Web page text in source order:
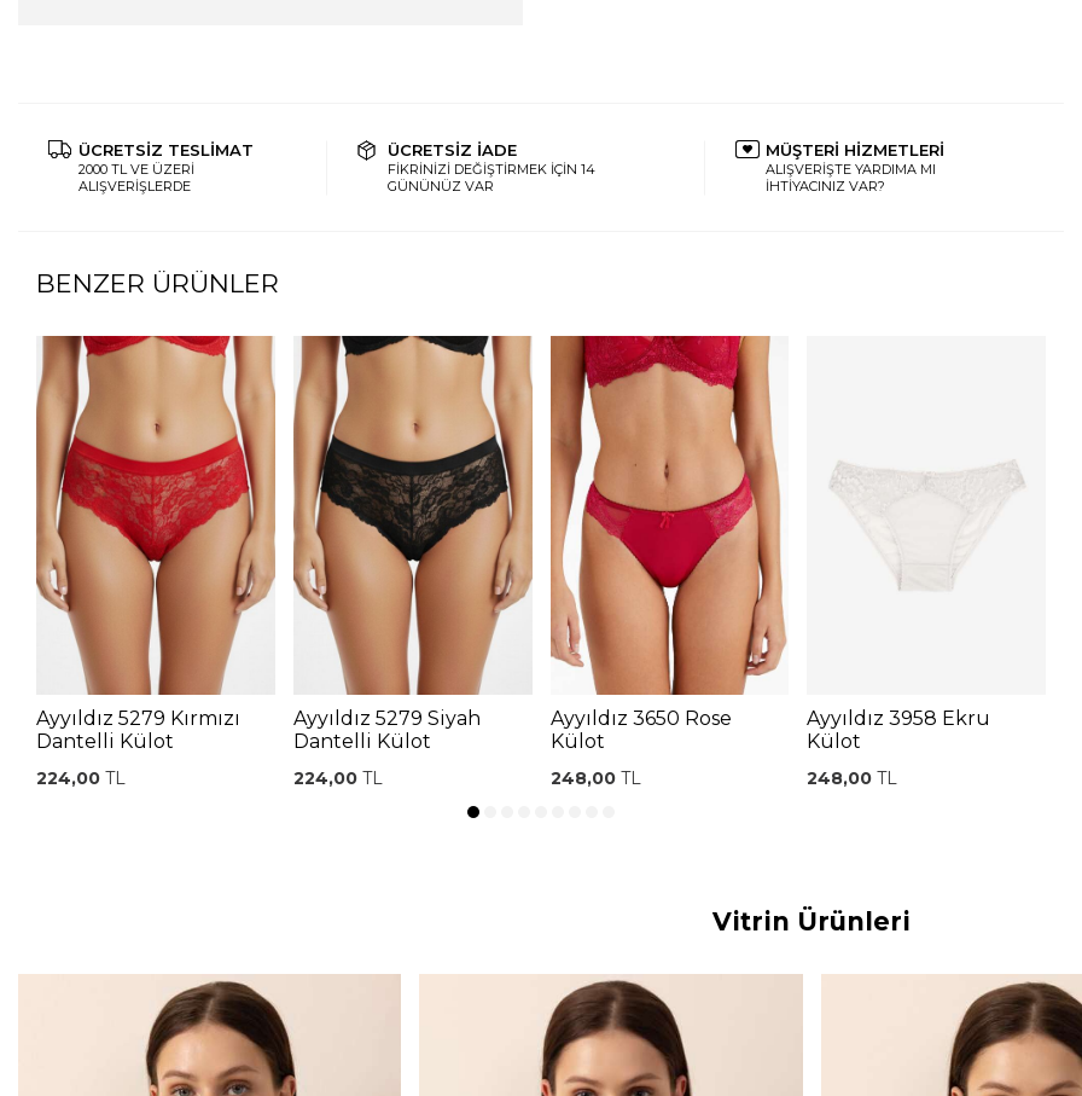
ÜCRETSİZ TESLİMAT
2000 TL VE ÜZERİ
ALIŞVERİŞLERDE
ÜCRETSİZ İADE
FİKRİNİZİ DEĞİŞTİRMEK İÇİN 14
GÜNÜNÜZ VAR
MÜŞTERİ HİZMETLERİ
ALIŞVERİŞTE YARDIMA MI
İHTİYACINIZ VAR?
BENZER ÜRÜNLER
Ayyıldız 5279 Kırmızı
Dantelli Külot
224,00 TL
Ayyıldız 5279 Siyah
Dantelli Külot
224,00TL
Ayyıldız 3650 Rose
Külot
248,00TL
Ayyıldız 3958 Ekru
Külot
248,00 TL
Vitrin Ürünleri